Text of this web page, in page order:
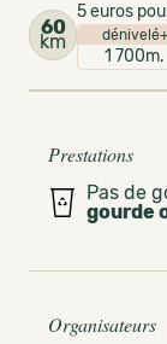
60
km
5 euros
dénivelé+
1 700m.
Prestations
Pas de
gourde
Organisateurs